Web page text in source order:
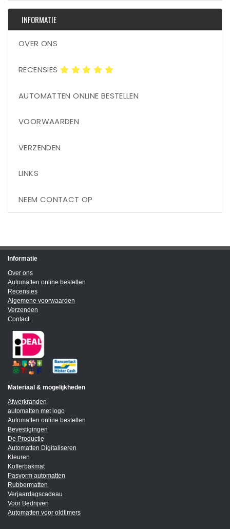
INFORMATIE
OVER ONS
RECENSIES
AUTOMATTEN ONLINE BESTELLEN
VOORWAARDEN
VERZENDEN
LINKS
NEEM CONTACT OP
Informatie
Over ons
Automatten online bestellen
Recensies
Algemene voorwaarden
Verzenden
Contact
Materiaal & mogelijkheden
Afwerkranden
automatten met logo
Automatten online bestellen
Bevestigingen
De Productie
Automatten Digitaliseren
Kleuren
Kofferbakmat
Pasvorm automatten
Rubbermatten
Verjaardagscadeau
Voor Bedrijven
Automatten voor oldtimers